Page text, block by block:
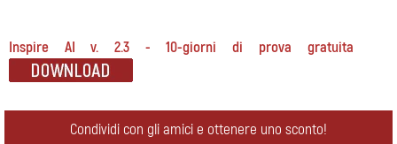
Inspire AI v. 2.3 - 10-giorni di prova gratuita
Condividi con gli amici e ottenere uno sconto!